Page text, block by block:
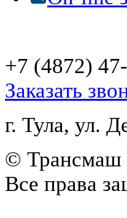
+7 (4872)
Заказать
г. Тула, ул.
© Трансмаш
Все права